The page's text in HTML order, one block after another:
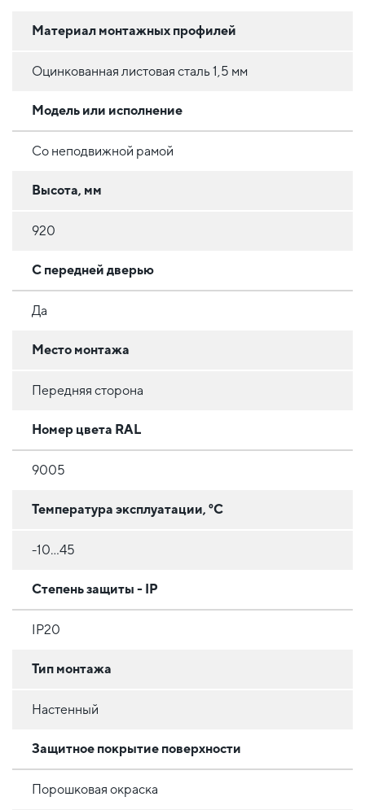
Материал монтажных профилей
Оцинкованная листовая сталь 1,5 мм
Модель или исполнение
Со неподвижной рамой
Высота, мм
920
С передней дверью
Да
Место монтажа
Передняя сторона
Номер цвета RAL
9005
Температура эксплуатации, °C
-10...45
Степень защиты - IP
IP20
Тип монтажа
Настенный
Защитное покрытие поверхности
Порошковая окраска